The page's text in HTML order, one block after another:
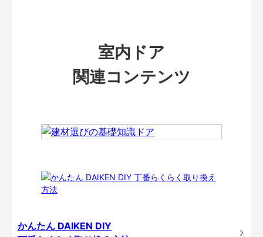
室内ドア
関連コンテンツ
かんたん DAIKEN DIY